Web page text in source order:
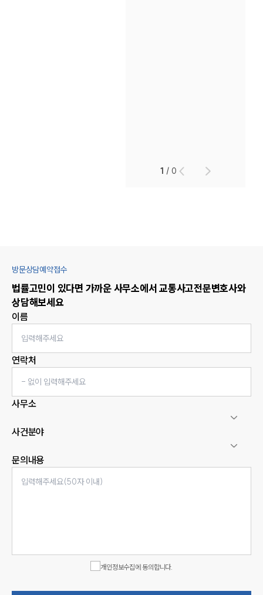
1 /0
방문상담예약접수
법률고민이 있다면 가까운 사무소에서 교통사고전문변호사와
상담해보세요
이름
연락처
사무소
사건분야
문의내용
개인정보수집에 동의합니다.